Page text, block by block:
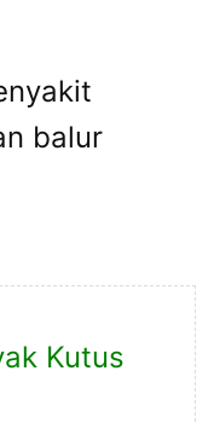
balur
Kutus